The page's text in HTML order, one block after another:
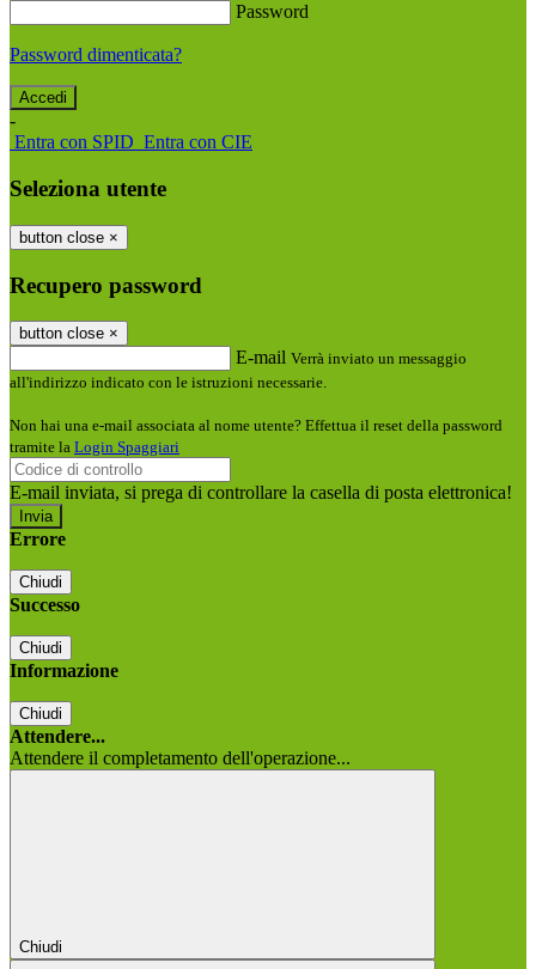
Password
Password dimenticata?
-
Entra con SPID Entra con CIE
Seleziona utente
button close ×
Recupero password
button close ×
E-mail Verrà inviato un messaggio
all'indirizzo indicato con le istruzioni necessarie.
Non hai una e-mail associata al nome utente? Effettua il reset della password
tramite la Login Spaggiari
E-mail inviata, si prega di controllare la casella di posta elettronica!
Errore
Chiudi
Successo
Chiudi
Informazione
Chiudi
Attendere...
Attendere il completamento dell'operazione...
Chiudi